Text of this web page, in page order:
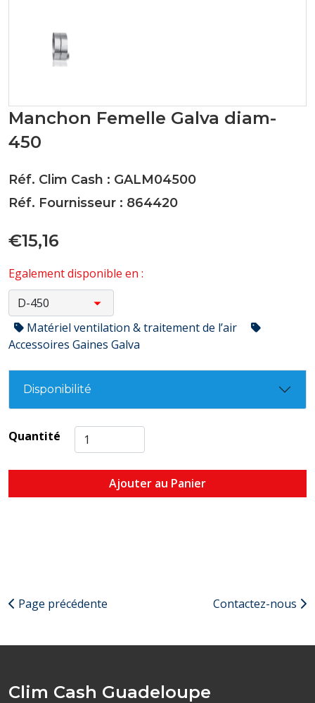
Manchon Femelle Galva diam-
450
Réf. Clim Cash : GALM04500
Réf. Fournisseur : 864420
€15,16
Egalement disponible en :
Matériel ventilation & traitement de l’air
Accessoires Gaines Galva
Disponibilité
Quantité
Ajouter au Panier
Page précédente Contactez-nous
Clim Cash Guadeloupe